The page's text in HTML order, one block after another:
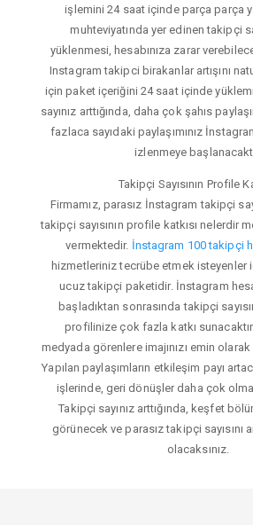
işlemini 24 saat içinde parça parça
muhteviyatında yer edinen takipçi
yüklenmesi, hesabınıza zarar
Instagram takipci birakanlar artışını
için paket içeriğini 24 saat içinde
sayınız arttığında, daha çok şahıs
fazlaca sayıdaki paylaşımınız
izlenmeye
Takipçi Sayısının Profile
Firmamız, parasız İnstagram takipçi
takipçi sayısının profile katkısı nelerdir
vermektedir. İnstagram 100 takipçi
hizmetleriniz tecrübe etmek isteyenler
ucuz takipçi paketidir. İnstagram
başladıktan sonrasında takipçi
profilinize çok fazla katkı
medyada görenlere imajınızı emin
Yapılan paylaşımların etkileşim payı
işlerinde, geri dönüşler daha çok
Takipçi sayınız arttığında, keşfet
görünecek ve parasız takipçi sayısını
olacaksınız.